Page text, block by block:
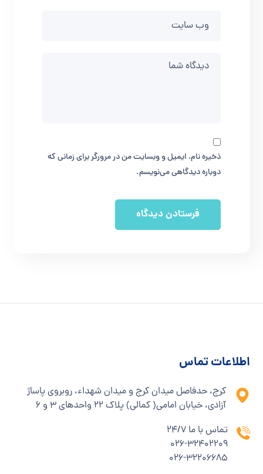
ذخیره نام، ایمیل و وبسایت من در مرورگر برای زمانی که
دوباره دیدگاهی می‌نویسم.
اطلاعات تماس
کرج، حدفاصل میدان کرج و میدان شهداء، روبروی پاساژ
آزادی، خیابان امامی( کمالی) پلاک ۲۲ واحدهای ۳ و ۶
تماس با ما 24/7
۰۲۶-۳۲۴۰۲۲۰۹
۰۲۶-۳۲۲۰۶۶۸۵